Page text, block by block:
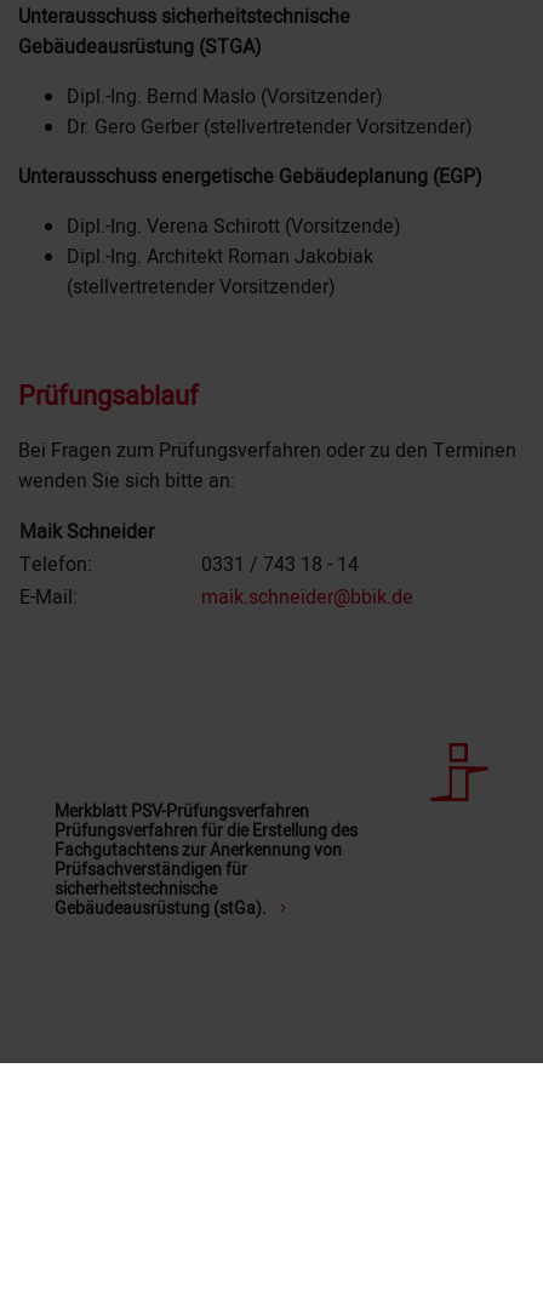
Unterausschuss sicherheitstechnische
Gebäudeausrüstung (STGA)
Dipl.-Ing. Bernd Maslo (Vorsitzender)
Dr. Gero Gerber (stellvertretender Vorsitzender)
Unterausschuss energetische Gebäudeplanung (EGP)
Dipl.-Ing. Verena Schirott (Vorsitzende)
Dipl.-Ing. Architekt Roman Jakobiak
(stellvertretender Vorsitzender)
Prüfungsablauf
Bei Fragen zum Prüfungsverfahren oder zu den Terminen
wenden Sie sich bitte an:
Maik Schneider
Telefon:
0331 / 743 18 - 14
E-Mail:
maik.schneider@bbik.de
Merkblatt PSV-Prüfungsverfahren
Prüfungsverfahren für die Erstellung des
Fachgutachtens zur Anerkennung von
Prüfsachverständigen für
sicherheitstechnische
Gebäudeausrüstung (stGa).